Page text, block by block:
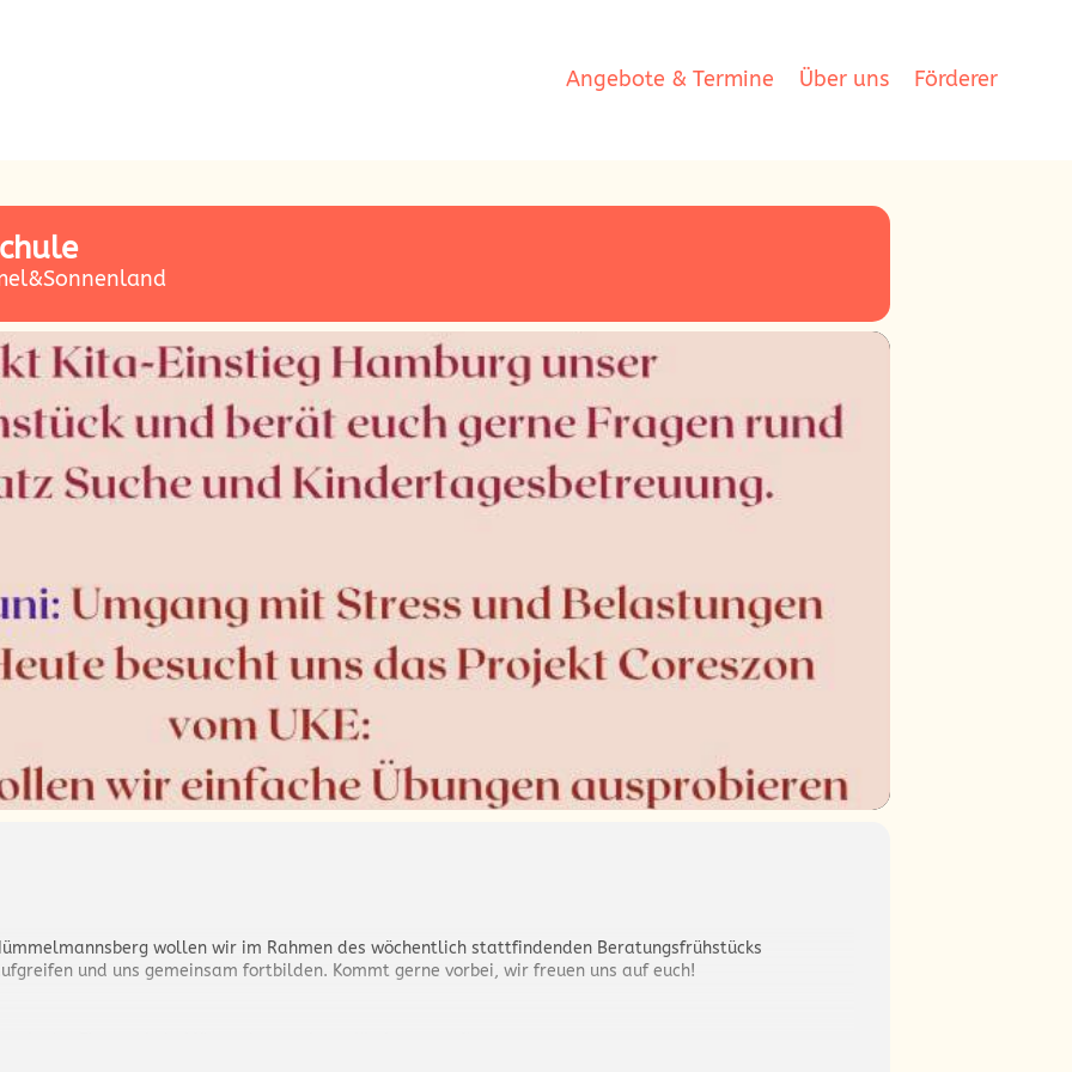
Angebote & Termine Über uns Förderer
wollen wir im Rahmen des wöchentlich stattfindenden Beratungsfrühstücks
und uns gemeinsam fortbilden. Kommt gerne vorbei, wir freuen uns auf euch!